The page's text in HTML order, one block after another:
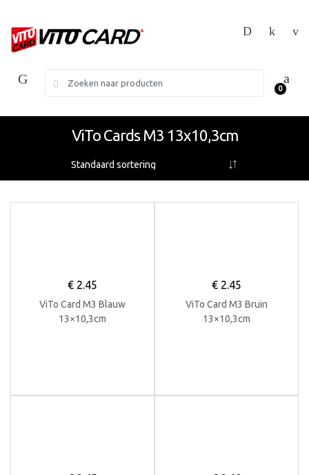
navigation
content
for:
0
ViTo Cards M3 13x10,3cm
€ 2.45
ViTo Card M3 Blauw
13×10,3cm
€ 2.45
ViTo Card M3 Bruin
13×10,3cm